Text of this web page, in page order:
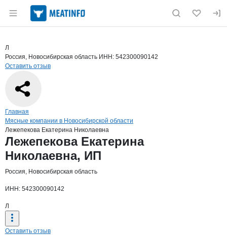
Раздел навигации по сайту meatinfo.ru
Страница компании
Страница компании
Краткая информация о компании
Л
Россия, Новосибирская область ИНН: 542300090142
Оставить отзыв
Навигация по сайту
Главная
Мясные компании в Новосибирской области
Лежепекова Екатерина Николаевна
Основная информация о компании
Лежепекова Екатерина
Николаевна, ИП
Россия, Новосибирская область
ИНН: 542300090142
Л
Оставить отзыв